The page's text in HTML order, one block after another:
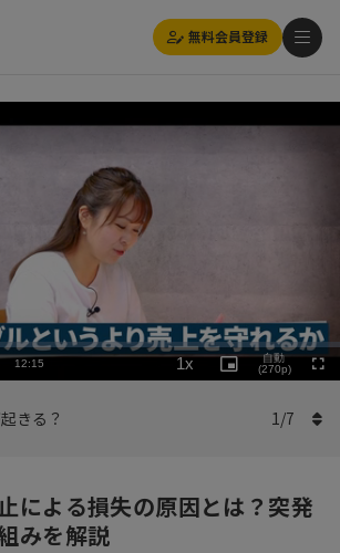
無料会員登録
Duration
12:15 1x
Playback
Rate
Picture-
in-
自動
(270p)
きる？ 1/7
による損失の原因とは？突発
みを解説